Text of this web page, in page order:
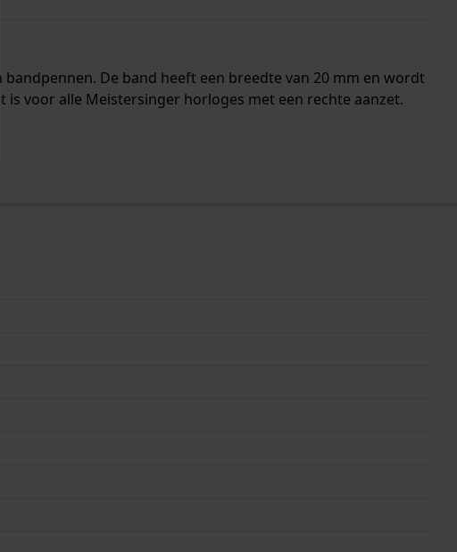
De band heeft een breedte van 20 mm en wordt
voor alle Meistersinger horloges met een rechte aanzet.